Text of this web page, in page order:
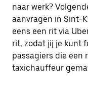
naar werk?
aanvragen in Sint-
eens een rit via
rit, zodat jij je kunt
passagiers die een
taxichauffeur